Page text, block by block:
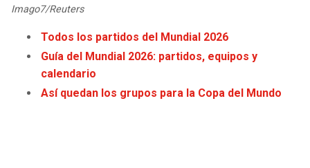
COWBOYS
GIANTS
CLIPPERS
LAKERS
Imago7/Reuters
Todos los partidos del Mundial 2026
Guía del Mundial 2026: partidos, equipos y
calendario
Así quedan los grupos para la Copa del Mundo